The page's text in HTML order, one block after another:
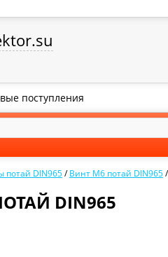
поступления
потай DIN965/Винт М6 потай DIN965/
DIN965